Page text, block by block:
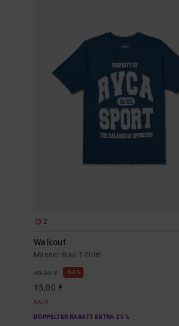
2
Walkout
Männer Blau T-Shirt
40,00 € 63%
15,00 €
SALE
DOPPELTER RABATT EXTRA 25 %